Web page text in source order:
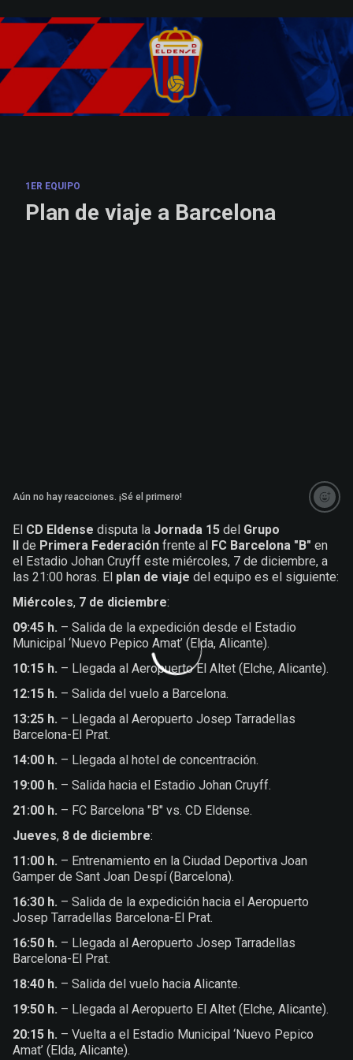
1ER EQUIPO
Plan de viaje a Barcelona
Aún no hay reacciones. ¡Sé el primero!
El CD Eldense disputa la Jornada 15 del Grupo
II de Primera Federación frente al FC Barcelona "B" en
el Estadio Johan Cruyff este miércoles, 7 de diciembre, a
las 21:00 horas. El plan de viaje del equipo es el siguiente:
Miércoles, 7 de diciembre:
09:45 h. – Salida de la expedición desde el Estadio
Municipal ‘Nuevo Pepico Amat’ (Elda, Alicante).
10:15 h. – Llegada al Aeropuerto El Altet (Elche, Alicante).
12:15 h. – Salida del vuelo a Barcelona.
13:25 h. – Llegada al Aeropuerto Josep Tarradellas
Barcelona-El Prat.
14:00 h. – Llegada al hotel de concentración.
19:00 h. – Salida hacia el Estadio Johan Cruyff.
21:00 h. – FC Barcelona "B" vs. CD Eldense.
Jueves, 8 de diciembre:
11:00 h. – Entrenamiento en la Ciudad Deportiva Joan
Gamper de Sant Joan Despí (Barcelona).
16:30 h. – Salida de la expedición hacia el Aeropuerto
Josep Tarradellas Barcelona-El Prat.
16:50 h. – Llegada al Aeropuerto Josep Tarradellas
Barcelona-El Prat.
18:40 h. – Salida del vuelo hacia Alicante.
19:50 h. – Llegada al Aeropuerto El Altet (Elche, Alicante).
20:15 h. – Vuelta a el Estadio Municipal ‘Nuevo Pepico
Amat’ (Elda, Alicante).